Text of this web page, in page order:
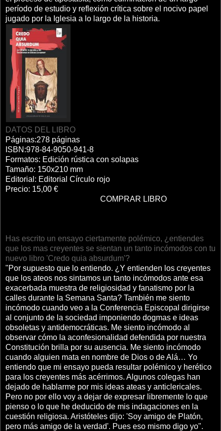
período de estudio y reflexión crítica sobre el nocivo papel
jugado por la Iglesia a lo largo de la historia.
DATOS DEL LIBRO
Páginas:278 páginas
ISBN:978-84-9050-941-8
Formatos: Edición rústica con solapas
Tamaño: 150x210 mm
Editorial: Editorial Círculo rojo
Precio: 15,00 €
COMPRAR LIBRO
Has escrito un ensayo ciertamente polémico, ¿entiendes
que los mas creyentes se sientan un tanto incómodos con tu
nuevo libro 'Credo quia absurdum'?
"Por supuesto que lo entiendo. ¿Y entienden los creyentes
que los ateos nos sintamos un tanto incómodos ante esa
exacerbada muestra de religiosidad y fanatismo por la
calles durante la Semana Santa? También me siento
incómodo cuando veo a la Conferencia Episcopal dirigirse
al conjunto de la sociedad imponiendo dogmas e ideas
obsoletas y antidemocráticas. Me siento incómodo al
observar cómo la aconfesionalidad defendida por nuestra
Constitución brilla por su ausencia. Me siento incómodo
cuando alguien mata en nombre de Dios o de Alá… Yo
entiendo que mi ensayo pueda resultar polémico y herético
para los creyentes más acérrimos. Algunos colegas han
dejado de hablarme por mis ideas ateas y anticlericales.
Pero no por ello voy a dejar de expresar libremente lo que
pienso o lo que he deducido de mis indagaciones en la
cuestión religiosa. Aristóteles dijo: 'Soy amigo de Platón,
pero más amigo de la verdad'. Pues eso mismo digo yo".